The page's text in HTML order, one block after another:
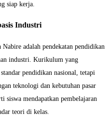
siap kerja.
Industri
adalah pendekatan pendidikan
industri. Kurikulum yang
pendidikan nasional, tetapi
teknologi dan kebutuhan pasar
siswa mendapatkan pembelajaran
teori di kelas.